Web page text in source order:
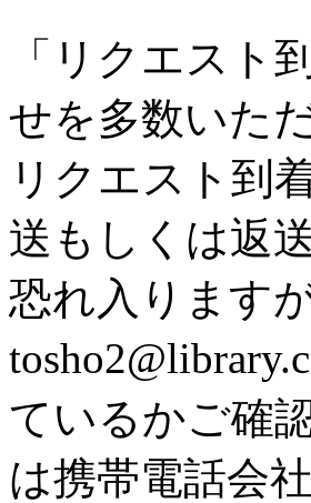
「リクエスト
せを多数いた
リクエスト到
送もしくは返
恐れ入ります
ているかご確
は携帯電話会